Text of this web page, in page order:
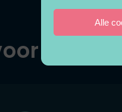
Alle
een